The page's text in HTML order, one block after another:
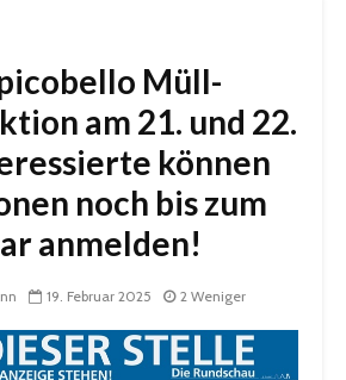
Müll-
am 21. und 22.
können
noch bis zum
anmelden!
19. Februar 2025 2 Weniger